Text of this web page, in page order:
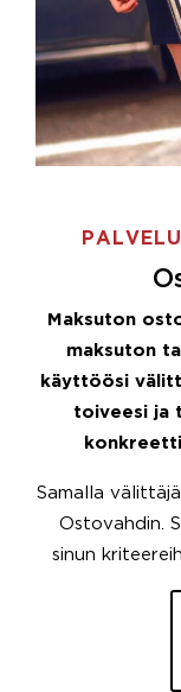
Maksuton
maksuton
käyttöösi
toiveesi ja
Samalla
Ostovahdin.
sinun